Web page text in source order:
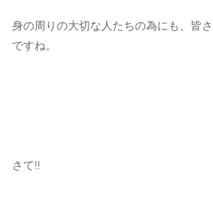
身の周りの大切な人たちの為にも、皆
ですね。
さて‼️